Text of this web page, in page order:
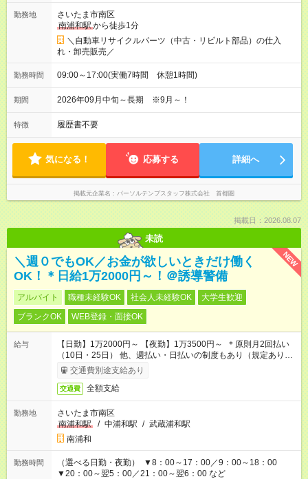
勤務地
さいたま市南区
南浦和駅から徒歩1分
＼自動車リサイクルパーツ（中古・リビルト部品）の仕入
れ・卸売販売／
勤務時間 09:00～17:00(実働7時間 休憩1時間)
期間 2026年09月中旬～長期 ※9月～！
特徴 履歴書不要
気になる！ 応募する 詳細へ
掲載元企業名 パーソルテンプスタッフ株式会社 首都圏
掲載日：2026.08.07
未読
NEW
＼週０でもOK／お金が欲しいときだけ働く
OK！＊日給1万2000円～！＠誘導警備
アルバイト 職種未経験OK 社会人未経験OK
大学生歓迎
ブランクOK
WEB登録・面接OK
給与
【日勤】1万2000円～ 【夜勤】1万3500円～ ＊原則月2回払い
（10日・25日） 他、週払い・日払いの制度もあり（規定あり）
＃日収1万円以上
交通費別途支給あり
交通費 全額支給
勤務地
さいたま市南区
南浦和駅
/ 中浦和駅 / 武蔵浦和駅
南浦和
勤務時間
（選べる日勤・夜勤） ▼8：00～17：00／9：00～18：00
▼20：00～翌5：00／21：00～翌6：00 など